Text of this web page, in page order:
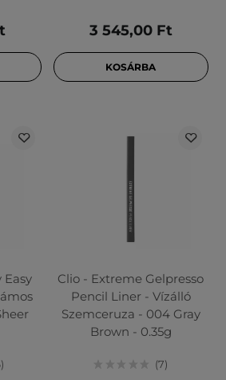
3 545,00 Ft
KOSÁRBA
Easy
Clio - Extreme Gelpresso
Pencil Liner - Vízálló
Szemceruza - 004 Gray
Brown - 0.35g
7